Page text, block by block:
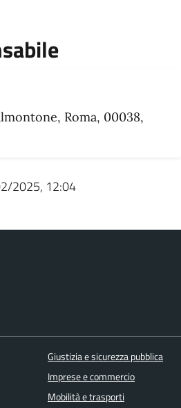
Roma, 00038,
2025, 12:04
Giustizia e sicurezza pubblica
Imprese e commercio
Mobilità e trasporti